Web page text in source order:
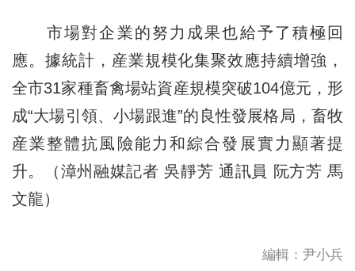
市場對企業的努力成果也給予了積極回
應。據統計，産業規模化集聚效應持續增強，
全市31家種畜禽場站資産規模突破104億元，形
成“大場引領、小場跟進”的良性發展格局，畜牧
産業整體抗風險能力和綜合發展實力顯著提
升。（漳州融媒記者 吳靜芳 通訊員 阮方芳 馬
文龍）
編輯：尹小兵